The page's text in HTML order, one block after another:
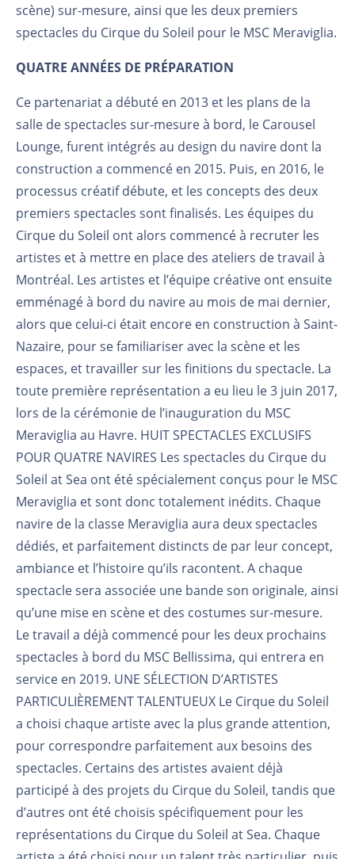
scène) sur-mesure, ainsi que les deux premiers
spectacles du Cirque du Soleil pour le MSC Meraviglia.
QUATRE ANNÉES DE PRÉPARATION
Ce partenariat a débuté en 2013 et les plans de la
salle de spectacles sur-mesure à bord, le Carousel
Lounge, furent intégrés au design du navire dont la
construction a commencé en 2015. Puis, en 2016, le
processus créatif débute, et les concepts des deux
premiers spectacles sont finalisés. Les équipes du
Cirque du Soleil ont alors commencé à recruter les
artistes et à mettre en place des ateliers de travail à
Montréal. Les artistes et l’équipe créative ont ensuite
emménagé à bord du navire au mois de mai dernier,
alors que celui-ci était encore en construction à Saint-
Nazaire, pour se familiariser avec la scène et les
espaces, et travailler sur les finitions du spectacle. La
toute première représentation a eu lieu le 3 juin 2017,
lors de la cérémonie de l’inauguration du MSC
Meraviglia au Havre. HUIT SPECTACLES EXCLUSIFS
POUR QUATRE NAVIRES Les spectacles du Cirque du
Soleil at Sea ont été spécialement conçus pour le MSC
Meraviglia et sont donc totalement inédits. Chaque
navire de la classe Meraviglia aura deux spectacles
dédiés, et parfaitement distincts de par leur concept,
ambiance et l’histoire qu’ils racontent. A chaque
spectacle sera associée une bande son originale, ainsi
qu’une mise en scène et des costumes sur-mesure.
Le travail a déjà commencé pour les deux prochains
spectacles à bord du MSC Bellissima, qui entrera en
service en 2019. UNE SÉLECTION D’ARTISTES
PARTICULIÈREMENT TALENTUEUX Le Cirque du Soleil
a choisi chaque artiste avec la plus grande attention,
pour correspondre parfaitement aux besoins des
spectacles. Certains des artistes avaient déjà
participé à des projets du Cirque du Soleil, tandis que
d’autres ont été choisis spécifiquement pour les
représentations du Cirque du Soleil at Sea. Chaque